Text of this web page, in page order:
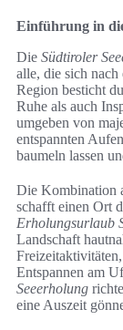
Einführung in
Die Südtiroler
alle, die sich nach
Region besticht
Ruhe als auch
umgeben von
entspannten
baumeln lassen
Die Kombination
schafft einen Ort
Erholungsurlaub
Landschaft
Entspannen am
Seeerholung
eine Auszeit